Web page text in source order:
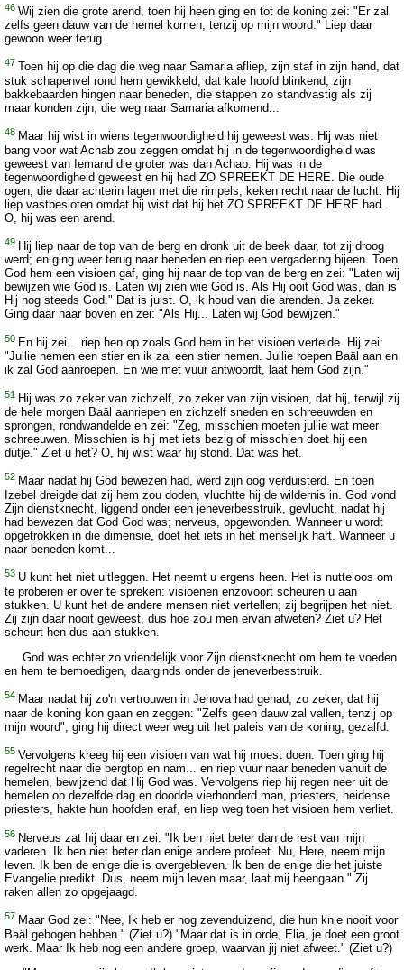
46 Wij zien die grote arend, toen hij heen ging en tot de koning zei: "Er zal
zelfs geen dauw van de hemel komen, tenzij op mijn woord." Liep daar
gewoon weer terug.
47
Toen hij op die dag die weg naar Samaria afliep, zijn staf in zijn hand, dat
stuk schapenvel rond hem gewikkeld, dat kale hoofd blinkend, zijn
bakkebaarden hingen naar beneden, die stappen zo standvastig als zij
maar konden zijn, die weg naar Samaria afkomend...
48 Maar hij wist in wiens tegenwoordigheid hij geweest was. Hij was niet
bang voor wat Achab zou zeggen omdat hij in de tegenwoordigheid was
geweest van Iemand die groter was dan Achab. Hij was in de
tegenwoordigheid geweest en hij had ZO SPREEKT DE HERE. Die oude
ogen, die daar achterin lagen met die rimpels, keken recht naar de lucht. Hij
liep vastbesloten omdat hij wist dat hij het ZO SPREEKT DE HERE had.
O, hij was een arend.
49 Hij liep naar de top van de berg en dronk uit de beek daar, tot zij droog
werd; en ging weer terug naar beneden en riep een vergadering bijeen. Toen
God hem een visioen gaf, ging hij naar de top van de berg en zei: "Laten wij
bewijzen wie God is. Laten wij zien wie God is. Als Hij ooit God was, dan is
Hij nog steeds God." Dat is juist. O, ik houd van die arenden. Ja zeker.
Ging daar naar boven en zei: "Als Hij... Laten wij God bewijzen."
50 En hij zei... riep hen op zoals God hem in het visioen vertelde. Hij zei:
"Jullie nemen een stier en ik zal een stier nemen. Jullie roepen Baäl aan en
ik zal God aanroepen. En wie met vuur antwoordt, laat hem God zijn."
51 Hij was zo zeker van zichzelf, zo zeker van zijn visioen, dat hij, terwijl zij
de hele morgen Baäl aanriepen en zichzelf sneden en schreeuwden en
sprongen, rondwandelde en zei: "Zeg, misschien moeten jullie wat meer
schreeuwen. Misschien is hij met iets bezig of misschien doet hij een
dutje." Ziet u het? O, hij wist waar hij stond. Dat was het.
52 Maar nadat hij God bewezen had, werd zijn oog verduisterd. En toen
Izebel dreigde dat zij hem zou doden, vluchtte hij de wildernis in. God vond
Zijn dienstknecht, liggend onder een jeneverbesstruik, gevlucht, nadat hij
had bewezen dat God God was; nerveus, opgewonden. Wanneer u wordt
opgetrokken in die dimensie, doet het iets in het menselijk hart. Wanneer u
naar beneden komt...
53 U kunt het niet uitleggen. Het neemt u ergens heen. Het is nutteloos om
te proberen er over te spreken: visioenen enzovoort scheuren u aan
stukken. U kunt het de andere mensen niet vertellen; zij begrijpen het niet.
Zij zijn daar nooit geweest, dus hoe zou men ervan afweten? Ziet u? Het
scheurt hen dus aan stukken.
God was echter zo vriendelijk voor Zijn dienstknecht om hem te voeden
en hem te bemoedigen, daarginds onder de jeneverbesstruik.
54 Maar nadat hij zo'n vertrouwen in Jehova had gehad, zo zeker, dat hij
naar de koning kon gaan en zeggen: "Zelfs geen dauw zal vallen, tenzij op
mijn woord", ging hij direct weer weg uit het paleis van de koning, gezalfd.
55 Vervolgens kreeg hij een visioen van wat hij moest doen. Toen ging hij
regelrecht naar die bergtop en nam... en riep vuur naar beneden vanuit de
hemelen, bewijzend dat Hij God was. Vervolgens riep hij regen neer uit de
hemelen op dezelfde dag en doodde vierhonderd man, priesters, heidense
priesters, hakte hun hoofden eraf, en liep weg toen het visioen hem verliet.
56 Nerveus zat hij daar en zei: "Ik ben niet beter dan de rest van mijn
vaderen. Ik ben niet beter dan enige andere profeet. Nu, Here, neem mijn
leven. Ik ben de enige die is overgebleven. Ik ben de enige die het juiste
Evangelie predikt. Dus, neem mijn leven maar, laat mij heengaan." Zij
raken allen zo opgejaagd.
57 Maar God zei: "Nee, Ik heb er nog zevenduizend, die hun knie nooit voor
Baäl gebogen hebben." (Ziet u?) "Maar dat is in orde, Elia, je doet een groot
werk. Maar Ik heb nog een andere groep, waarvan jij niet afweet." (Ziet u?)